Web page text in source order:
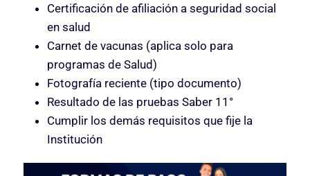
Certificación de afiliación a seguridad social
en salud
Carnet de vacunas (aplica solo para
programas de Salud)
Fotografía reciente (tipo documento)
Resultado de las pruebas Saber 11°
Cumplir los demás requisitos que fije la
Institución